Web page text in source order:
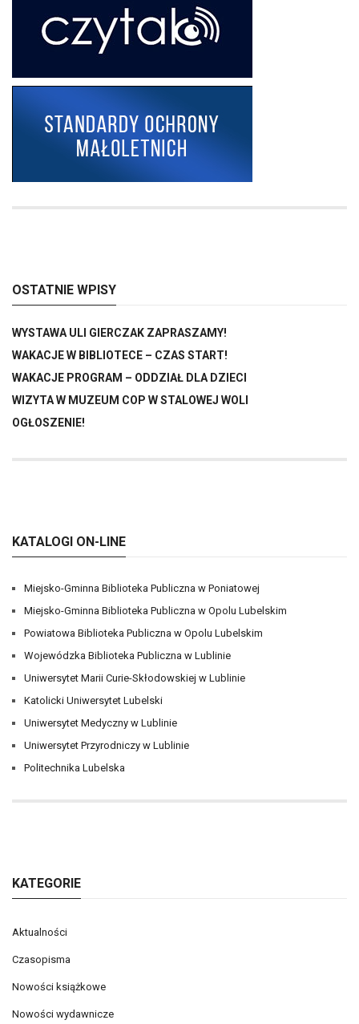
OSTATNIE WPISY
WYSTAWA ULI GIERCZAK ZAPRASZAMY!
WAKACJE W BIBLIOTECE – CZAS START!
WAKACJE PROGRAM – ODDZIAŁ DLA DZIECI
WIZYTA W MUZEUM COP W STALOWEJ WOLI
OGŁOSZENIE!
KATALOGI ON-LINE
Miejsko-Gminna Biblioteka Publiczna w Poniatowej
Miejsko-Gminna Biblioteka Publiczna w Opolu Lubelskim
Powiatowa Biblioteka Publiczna w Opolu Lubelskim
Wojewódzka Biblioteka Publiczna w Lublinie
Uniwersytet Marii Curie-Skłodowskiej w Lublinie
Katolicki Uniwersytet Lubelski
Uniwersytet Medyczny w Lublinie
Uniwersytet Przyrodniczy w Lublinie
Politechnika Lubelska
KATEGORIE
Aktualności
Czasopisma
Nowości książkowe
Nowości wydawnicze